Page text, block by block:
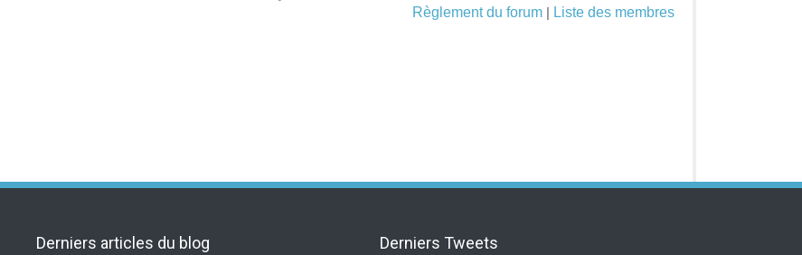
Règlement du forum | Liste des membres
Derniers articles du blog Derniers Tweets